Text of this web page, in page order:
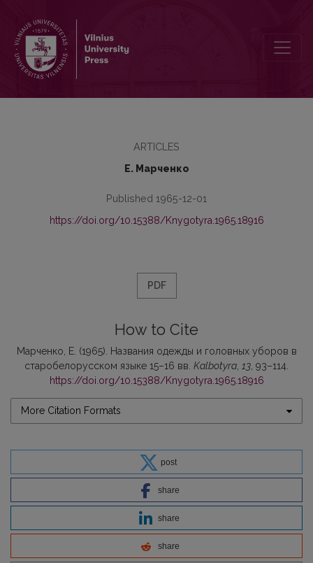
ARTICLES
Е. Марченко
Published 1965-12-01
https://doi.org/10.15388/Knygotyra.1965.18916
PDF
How to Cite
Марченко, Е. (1965). Названия одежды и головных уборов в
старобелорусском языке 15–16 вв. Kalbotyra 13 , 93–114.
https://doi.org/10.15388/Knygotyra.1965.18916
More Citation Formats
post
share
share
share